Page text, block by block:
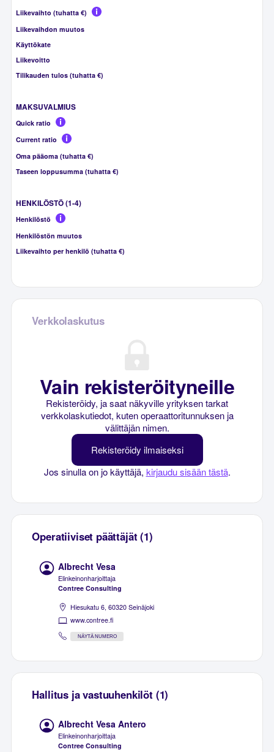
Liikevaihto (tuhatta €)
Liikevaihdon muutos
Käyttökate
Liikevoitto
Tilikauden tulos (tuhatta €)
MAKSUVALMIUS
Quick ratio
Current ratio
Oma pääoma (tuhatta €)
Taseen loppusumma (tuhatta €)
HENKILÖSTÖ (1-4)
Henkilöstö
Henkilöstön muutos
Liikevaihto per henkilö (tuhatta €)
Verkkolaskutus
Vain rekisteröityneille
Rekisteröidy, ja saat näkyville yrityksen tarkat
verkkolaskutiedot, kuten operaattoritunnuksen ja
välittäjän nimen.
Rekisteröidy ilmaiseksi
Jos sinulla on jo käyttäjä, kirjaudu sisään tästä.
Operatiiviset päättäjät (1)
Albrecht Vesa
Elinkeinonharjoittaja
Contree Consulting
Hiesukatu 6, 60320 Seinäjoki
www.contree.fi
NÄYTÄ NUMERO
Hallitus ja vastuuhenkilöt (1)
Albrecht Vesa Antero
Elinkeinonharjoittaja
Contree Consulting